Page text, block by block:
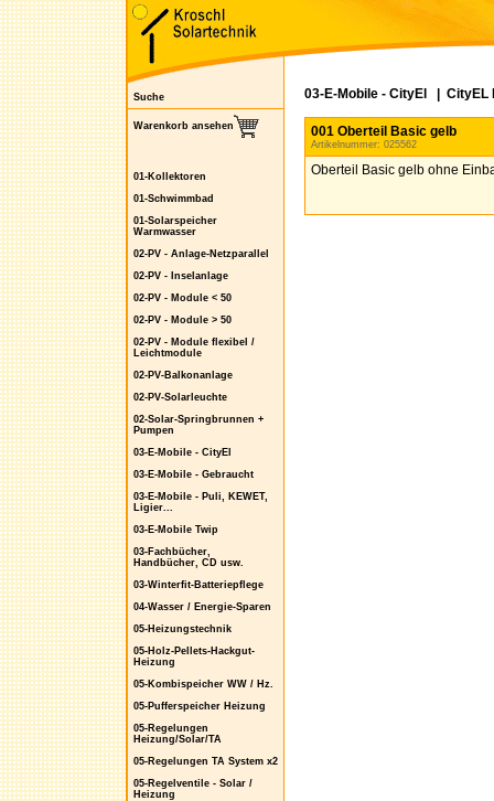
Suche
Warenkorb ansehen
01-Kollektoren
01-Schwimmbad
01-Solarspeicher
Warmwasser
02-PV - Anlage-Netzparallel
02-PV - Inselanlage
02-PV - Module < 50
02-PV - Module > 50
02-PV - Module flexibel /
Leichtmodule
02-PV-Balkonanlage
02-PV-Solarleuchte
02-Solar-Springbrunnen +
Pumpen
03-E-Mobile - CityEl
03-E-Mobile - Gebraucht
03-E-Mobile - Puli, KEWET,
Ligier...
03-E-Mobile Twip
03-Fachbücher,
Handbücher, CD usw.
03-Winterfit-Batteriepflege
04-Wasser / Energie-Sparen
05-Heizungstechnik
05-Holz-Pellets-Hackgut-
Heizung
05-Kombispeicher WW / Hz.
05-Pufferspeicher Heizung
05-Regelungen
Heizung/Solar/TA
05-Regelungen TA System x2
05-Regelventile - Solar /
Heizung
03-E-Mobile - CityEl CityEL
001 Oberteil Basic gelb
Artikelnummer: 025562
Oberteil Basic gelb ohne